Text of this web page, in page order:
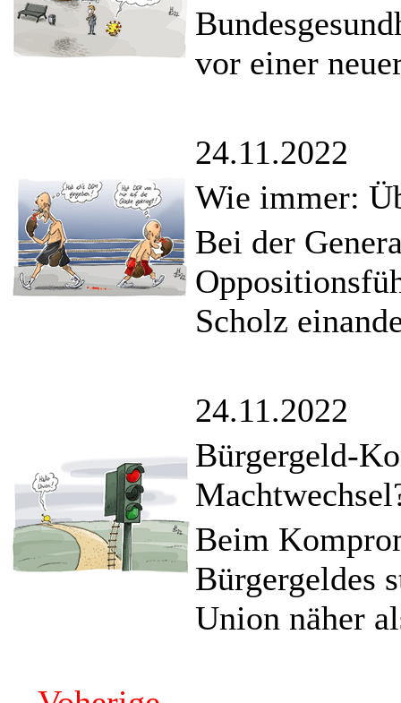
vor einer
24.11.2022
Wie immer:
Bei der
Scholz
24.11.2022
Bürgergeld-
Beim
Bürgergeldes
Union näher